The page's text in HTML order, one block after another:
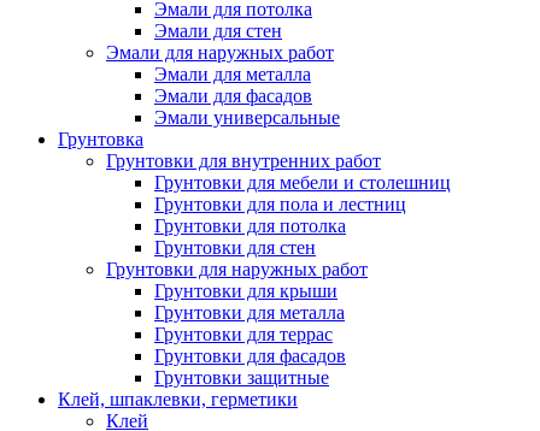
Эмали для потолка
Эмали для стен
Эмали для наружных работ
Эмали для металла
Эмали для фасадов
Эмали универсальные
Грунтовка
Грунтовки для внутренних работ
Грунтовки для мебели и столешниц
Грунтовки для пола и лестниц
Грунтовки для потолка
Грунтовки для стен
Грунтовки для наружных работ
Грунтовки для крыши
Грунтовки для металла
Грунтовки для террас
Грунтовки для фасадов
Грунтовки защитные
Клей, шпаклевки, герметики
Клей